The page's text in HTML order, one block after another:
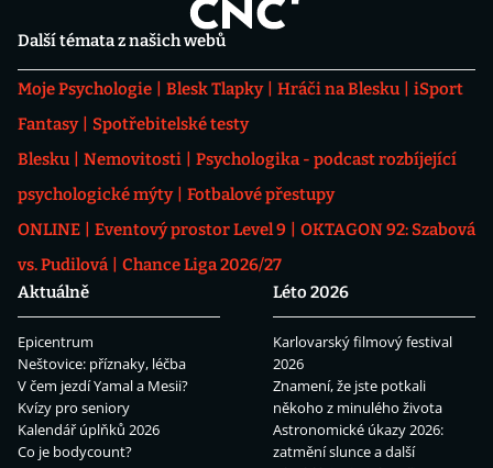
Další témata z našich webů
Moje Psychologie Blesk Tlapky Hráči na Blesku
iSport
Fantasy
Spotřebitelské testy
Blesku
Nemovitosti
Psychologika - podcast rozbíjející
psychologické mýty
Fotbalové přestupy
ONLINE
Eventový prostor Level 9
OKTAGON 92: Szabová
vs. Pudilová
Chance Liga 2026/27
Aktuálně
Epicentrum
Neštovice: příznaky, léčba
V čem jezdí Yamal a Mesii?
Kvízy pro seniory
Kalendář úplňků 2026
Co je bodycount?
Léto 2026
Karlovarský filmový festival
2026
Znamení, že jste potkali
někoho z minulého života
Astronomické úkazy 2026:
zatmění slunce a další